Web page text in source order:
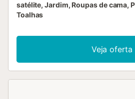
satélite, Jardim, Roupas de cama,
Toalhas
Veja oferta